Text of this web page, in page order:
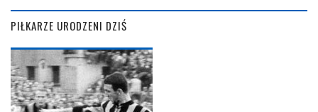
PIŁKARZE URODZENI DZIŚ